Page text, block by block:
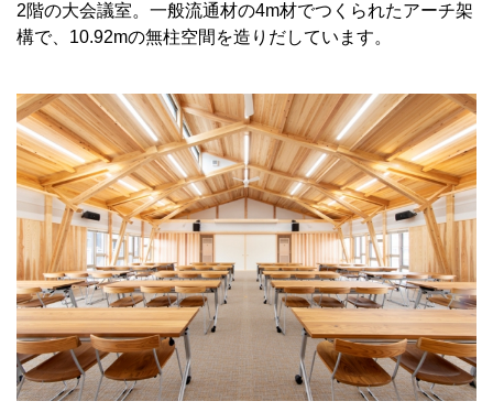
2階の大会議室。一般流通材の4m材でつくられたアーチ架
構で、10.92mの無柱空間を造りだしています。